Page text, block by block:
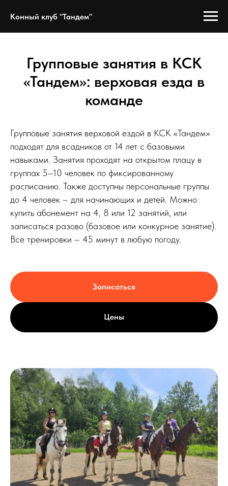
Конный клуб "Тандем"
Групповые занятия в КСК
«Тандем»: верховая езда в
команде
Групповые занятия верховой ездой в КСК «Тандем»
подходят для всадников от 14 лет с базовыми
навыками. Занятия проходят на открытом плацу в
группах 5–10 человек по фиксированному
расписанию. Также доступны персональные группы
до 4 человек – для начинающих и детей. Можно
купить абонемент на 4, 8 или 12 занятий, или
записаться разово (базовое или конкурное занятие).
Все тренировки – 45 минут в любую погоду.
Записаться
Цены